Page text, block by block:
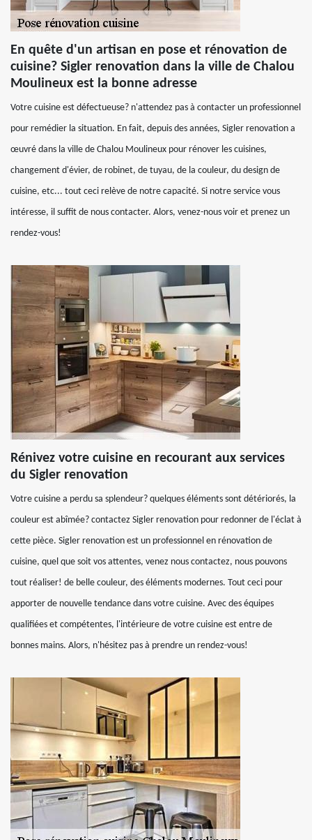
En quête d'un artisan en pose et rénovation de
cuisine? Sigler renovation dans la ville de Chalou
Moulineux est la bonne adresse
Votre cuisine est défectueuse? n'attendez pas à contacter un professionnel
pour remédier la situation. En fait, depuis des années, Sigler renovation a
œuvré dans la ville de Chalou Moulineux pour rénover les cuisines,
changement d'évier, de robinet, de tuyau, de la couleur, du design de
cuisine, etc... tout ceci relève de notre capacité. Si notre service vous
intéresse, il suffit de nous contacter. Alors, venez-nous voir et prenez un
rendez-vous!
Rénivez votre cuisine en recourant aux services
du Sigler renovation
Votre cuisine a perdu sa splendeur? quelques éléments sont détériorés, la
couleur est abîmée? contactez Sigler renovation pour redonner de l'éclat à
cette pièce. Sigler renovation est un professionnel en rénovation de
cuisine, quel que soit vos attentes, venez nous contactez, nous pouvons
tout réaliser! de belle couleur, des éléments modernes. Tout ceci pour
apporter de nouvelle tendance dans votre cuisine. Avec des équipes
qualifiées et compétentes, l'intérieure de votre cuisine est entre de
bonnes mains. Alors, n'hésitez pas à prendre un rendez-vous!